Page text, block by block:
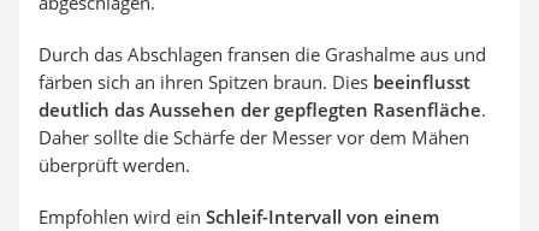
Durch das Abschlagen fransen die Grashalme aus und
färben sich an ihren Spitzen braun. Dies beeinflusst
deutlich das Aussehen der gepflegten Rasenfläche.
Daher sollte die Schärfe der Messer vor dem Mähen
überprüft werden.
Empfohlen wird ein Schleif-Intervall von einem